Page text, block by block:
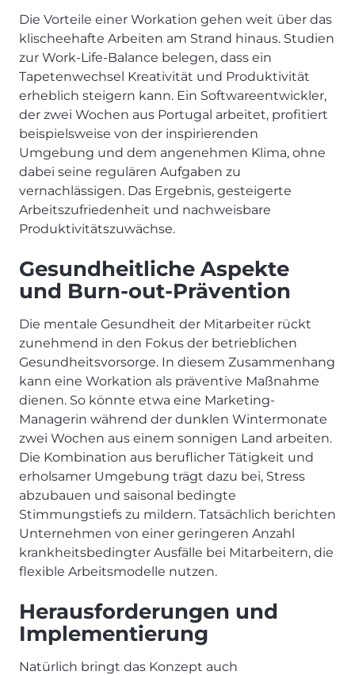
Die Vorteile einer Workation gehen weit über das
klischeehafte Arbeiten am Strand hinaus. Studien
zur Work-Life-Balance belegen, dass ein
Tapetenwechsel Kreativität und Produktivität
erheblich steigern kann. Ein Softwareentwickler,
der zwei Wochen aus Portugal arbeitet, profitiert
beispielsweise von der inspirierenden
Umgebung und dem angenehmen Klima, ohne
dabei seine regulären Aufgaben zu
vernachlässigen. Das Ergebnis, gesteigerte
Arbeitszufriedenheit und nachweisbare
Produktivitätszuwächse.
Gesundheitliche Aspekte
und Burn-out-Prävention
Die mentale Gesundheit der Mitarbeiter rückt
zunehmend in den Fokus der betrieblichen
Gesundheitsvorsorge. In diesem Zusammenhang
kann eine Workation als präventive Maßnahme
dienen. So könnte etwa eine Marketing-
Managerin während der dunklen Wintermonate
zwei Wochen aus einem sonnigen Land arbeiten.
Die Kombination aus beruflicher Tätigkeit und
erholsamer Umgebung trägt dazu bei, Stress
abzubauen und saisonal bedingte
Stimmungstiefs zu mildern. Tatsächlich berichten
Unternehmen von einer geringeren Anzahl
krankheitsbedingter Ausfälle bei Mitarbeitern, die
flexible Arbeitsmodelle nutzen.
Herausforderungen und
Implementierung
Natürlich bringt das Konzept auch